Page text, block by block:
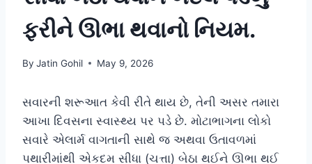
ફરીને ઊભા થવાનો નિયમ.
By Jatin Gohil May 9, 2026
સવારની શરૂઆત કેવી રીતે થાય છે, તેની અસર તમારા
આખા દિવસના સ્વાસ્થ્ય પર પડે છે. મોટાભાગના લોકો
સવારે એલાર્મ વાગતાની સાથે જ અથવા ઉતાવળમાં
પથારીમાંથી એકદમ સીધા (ચત્તા) બેઠા થઈને ઊભા થઈ